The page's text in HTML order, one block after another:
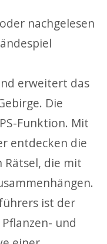
nachgelesen
erweitert das
Die
Funktion. Mit
entdecken die
Rätsel, die mit
ist der
und